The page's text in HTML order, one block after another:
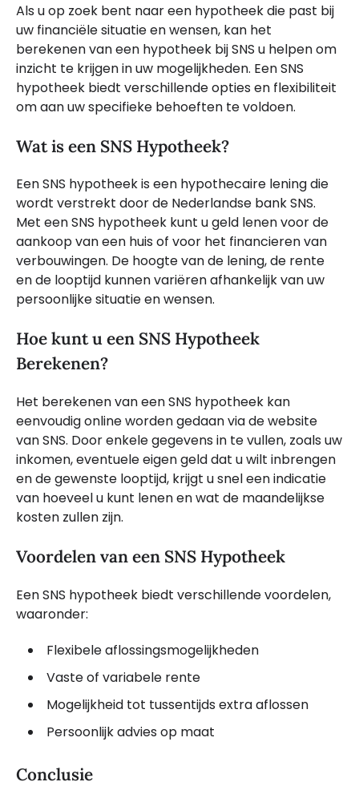
Als u op zoek bent naar een hypotheek die past bij
uw financiële situatie en wensen, kan het
berekenen van een hypotheek bij SNS u helpen om
inzicht te krijgen in uw mogelijkheden. Een SNS
hypotheek biedt verschillende opties en flexibiliteit
om aan uw specifieke behoeften te voldoen.
Wat is een SNS Hypotheek?
Een SNS hypotheek is een hypothecaire lening die
wordt verstrekt door de Nederlandse bank SNS.
Met een SNS hypotheek kunt u geld lenen voor de
aankoop van een huis of voor het financieren van
verbouwingen. De hoogte van de lening, de rente
en de looptijd kunnen variëren afhankelijk van uw
persoonlijke situatie en wensen.
Hoe kunt u een SNS Hypotheek
Berekenen?
Het berekenen van een SNS hypotheek kan
eenvoudig online worden gedaan via de website
van SNS. Door enkele gegevens in te vullen, zoals uw
inkomen, eventuele eigen geld dat u wilt inbrengen
en de gewenste looptijd, krijgt u snel een indicatie
van hoeveel u kunt lenen en wat de maandelijkse
kosten zullen zijn.
Voordelen van een SNS Hypotheek
Een SNS hypotheek biedt verschillende voordelen,
waaronder:
Flexibele aflossingsmogelijkheden
Vaste of variabele rente
Mogelijkheid tot tussentijds extra aflossen
Persoonlijk advies op maat
Conclusie